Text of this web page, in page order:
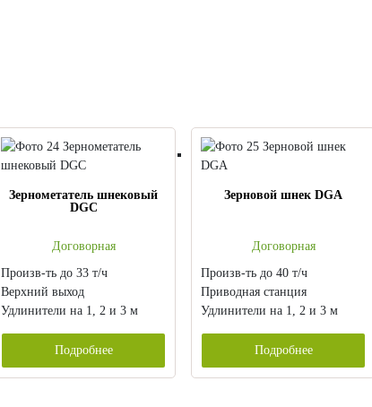
Зернометатель шнековый
DGC
Договорная
Произв-ть до 33 т/ч
Верхний выход
Удлинители на 1, 2 и 3 м
Подробнее
Зерновой шнек DGA
Договорная
Произв-ть до 40 т/ч
Приводная станция
Удлинители на 1, 2 и 3 м
Подробнее